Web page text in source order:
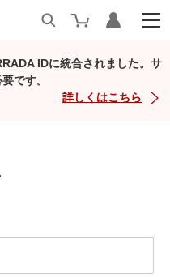
IDに統合されました。サ
です。
詳しくはこちら